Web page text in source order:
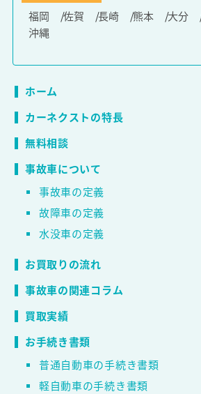
福岡
佐賀 長崎 熊本 大分
沖縄
ホーム
カーネクストの特長
無料相談
事故車について
事故車の定義
故障車の定義
水没車の定義
お買取りの流れ
事故車の関連コラム
買取実績
お手続き書類
普通自動車の手続き書類
軽自動車の手続き書類